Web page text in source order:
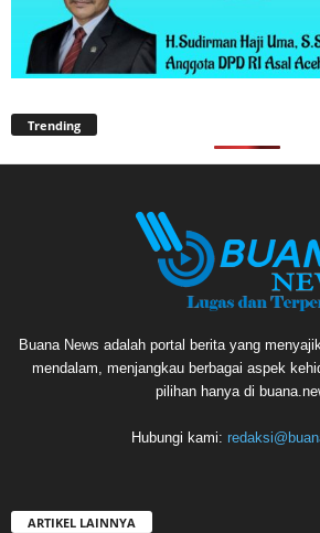
Trending
Buana News adalah portal berita yang
mendalam, menjangkau berbagai aspek
pilihan hanya di
Hubungi kami:
ARTIKEL LAINNYA